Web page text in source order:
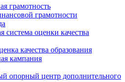
грамотность
грамотности
система оценки качества
качества образования
кампания
опорный центр дополнительного